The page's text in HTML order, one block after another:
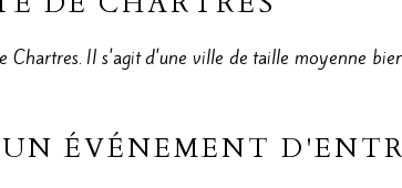
Il s'agit d'une ville de taille moyenne
ÉVÉNEMENT